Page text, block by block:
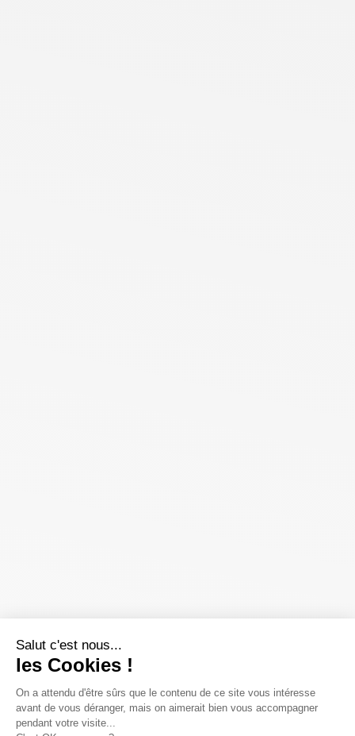
Salut c'est nous...
les Cookies !
On a attendu d'être sûrs que le contenu de ce site vous intéresse
avant de vous déranger, mais on aimerait bien vous accompagner
pendant votre visite...